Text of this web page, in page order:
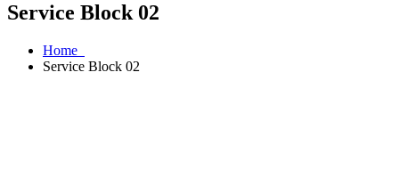
Service Block 02
Home
Service Block 02